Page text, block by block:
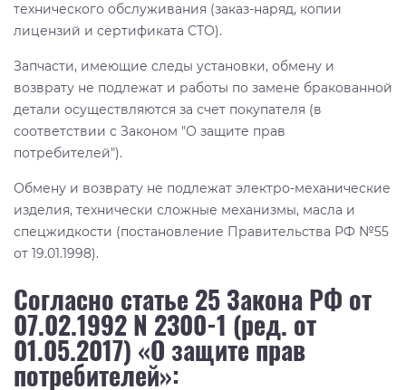
технического обслуживания (заказ-наряд, копии
лицензий и сертификата СТО).
Запчасти, имеющие следы установки, обмену и
возврату не подлежат и работы по замене бракованной
детали осуществляются за счет покупателя (в
соответствии с Законом "О защите прав
потребителей").
Обмену и возврату не подлежат электро-механические
изделия, технически сложные механизмы, масла и
спецжидкости (постановление Правительства РФ №55
от 19.01.1998).
Согласно статье 25 Закона РФ от
07.02.1992 N 2300-1 (ред. от
01.05.2017) «О защите прав
потребителей»: